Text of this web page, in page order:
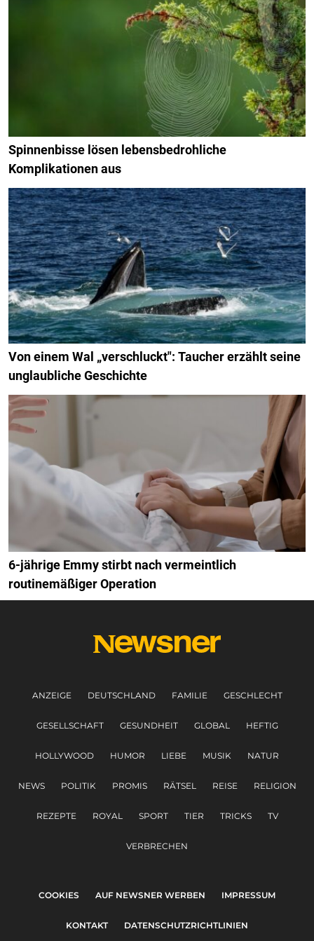
Spinnenbisse lösen lebensbedrohliche
Komplikationen aus
Von einem Wal „verschluckt": Taucher erzählt seine
unglaubliche Geschichte
6-jährige Emmy stirbt nach vermeintlich
routinemäßiger Operation
ANZEIGE DEUTSCHLAND FAMILIE GESCHLECHT
GESELLSCHAFT GESUNDHEIT GLOBAL HEFTIG
HOLLYWOOD HUMOR LIEBE MUSIK NATUR
NEWS POLITIK PROMIS RÄTSEL REISE RELIGION
REZEPTE ROYAL SPORT TIER TRICKS TV
VERBRECHEN
COOKIES AUF NEWSNER WERBEN IMPRESSUM
KONTAKT DATENSCHUTZRICHTLINIEN